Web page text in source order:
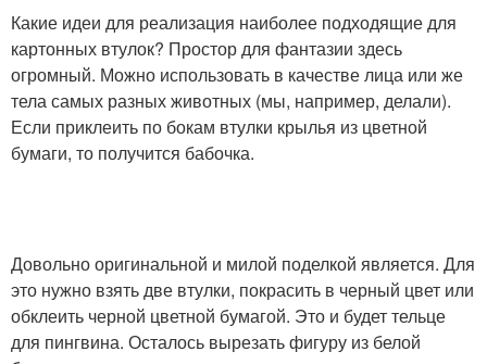
Какие идеи для реализация наиболее подходящие для
картонных втулок? Простор для фантазии здесь
огромный. Можно использовать в качестве лица или же
тела самых разных животных (мы, например, делали).
Если приклеить по бокам втулки крылья из цветной
бумаги, то получится бабочка.
Довольно оригинальной и милой поделкой является. Для
это нужно взять две втулки, покрасить в черный цвет или
обклеить черной цветной бумагой. Это и будет тельце
для пингвина. Осталось вырезать фигуру из белой